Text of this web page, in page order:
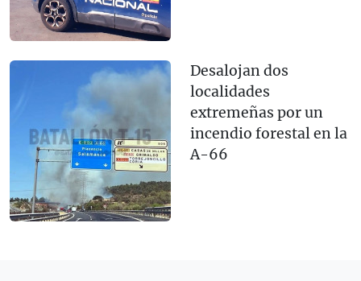
Desalojan dos
localidades
extremeñas por un
incendio forestal en la
A-66